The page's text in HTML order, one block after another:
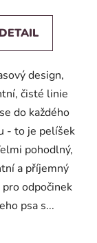
DETAIL
design,
čisté linie
do každého
- to je pelíšek
pohodlný,
a příjemný
odpočinek
psa s...